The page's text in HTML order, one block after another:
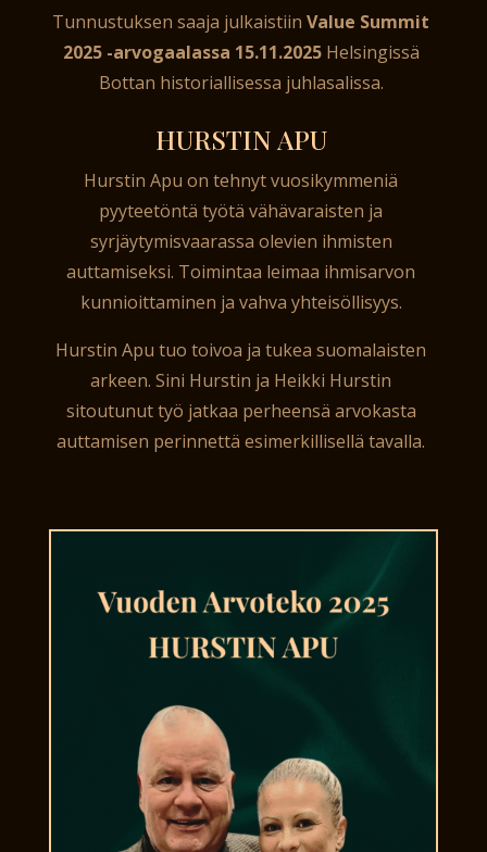
Tunnustuksen saaja julkaistiinValue Summit
2025 -arvogaalassa 15.11.2025Helsingissä
Bottan historiallisessa juhlasalissa.
HURSTIN APU
Hurstin Apu on tehnyt vuosikymmeniä
pyyteetöntä työtä vähävaraisten ja
syrjäytymisvaarassa olevien ihmisten
auttamiseksi. Toimintaa leimaa ihmisarvon
kunnioittaminen ja vahva yhteisöllisyys.
Hurstin Apu tuo toivoa ja tukea suomalaisten
arkeen.Sini Hurstin ja Heikki Hurstin
sitoutunut työ jatkaa perheensä arvokasta
auttamisen perinnettä esimerkillisellä tavalla.